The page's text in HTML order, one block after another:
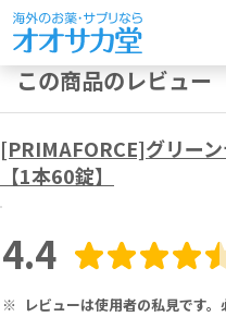
この商品のレビュー
[PRIMAFORCE]グリー
【1本60錠】
4.4
※ レビューは使用者の私見です